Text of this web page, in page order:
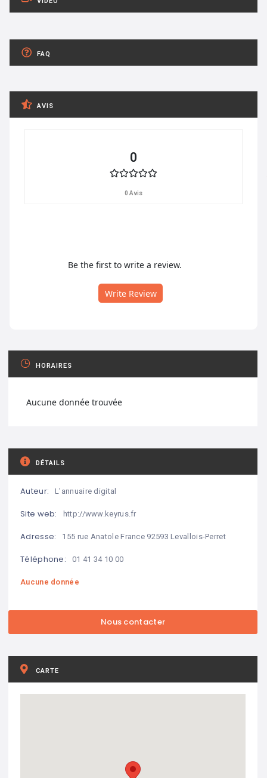
FAQ
AVIS
0
0 Avis
Be the first to write a review.
Write Review
HORAIRES
Aucune donnée trouvée
DÉTAILS
Auteur: L'annuaire digital
Site web: http://www.keyrus.fr
Adresse: 155 rue Anatole France 92593 Levallois-Perret
Téléphone: 01 41 34 10 00
Aucune donnée
CARTE